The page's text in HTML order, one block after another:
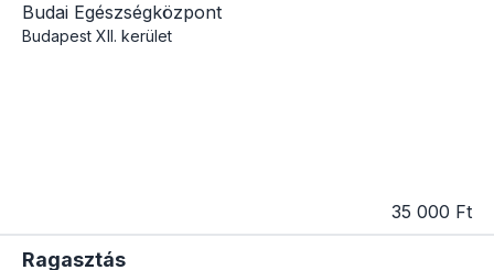
Budai Egészségközpont
Budapest XII. kerület
35 000 Ft
Ragasztás